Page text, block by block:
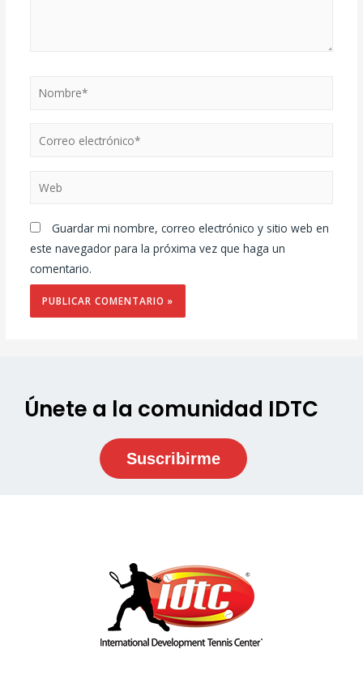
Guardar mi nombre, correo electrónico y sitio web en
este navegador para la próxima vez que haga un
comentario.
Únete a la comunidad IDTC
Suscribirme